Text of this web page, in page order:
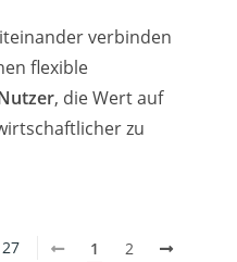
verbinden
flexible
, die Wert auf
zu
1 2